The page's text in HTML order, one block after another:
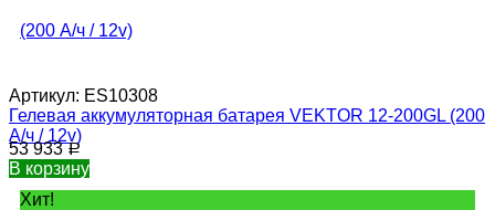
Артикул: ES10308
Гелевая аккумуляторная батарея VEKTOR 12-200GL (200
А/ч / 12v)
53 933Р
В корзину
Хит!